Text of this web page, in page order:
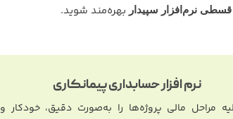
نرم‌افزار سپیدار بهره‌مند شوید.
نرم افزار حسابداری پیمانکاری
مراحل مالی پروژه‌ها را به‌صورت دقیق، خودکار و